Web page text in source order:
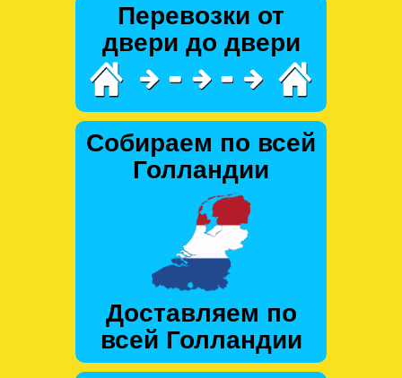
Перевозки от
двери до двери
Собираем по всей
Голландии
Доставляем по
всей Голландии